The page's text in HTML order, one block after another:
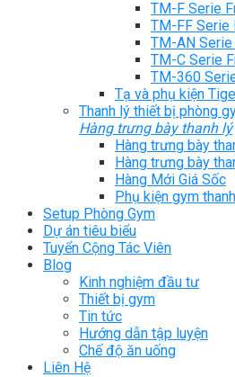
TM-F Serie
TM-FF Serie
TM-AN
TM-C Serie
TM-360
Tạ và phụ kiện
Thanh lý thiết bị phòng
Hàng trưng bày thanh lý
Hàng trưng bày
Hàng trưng bày
Hàng Mới Giá Sốc
Phụ kiện gym
Setup Phòng Gym
Dự án tiêu biểu
Tuyển Cộng Tác Viên
Blog
Kinh nghiệm đầu tư
Thiết bị gym
Tin tức
Hướng dẫn tập luyện
Chế độ ăn uống
Liên Hệ